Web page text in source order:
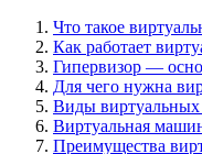
Что такое
Как работает
Гипервизор —
Для чего нужна
Виды
Виртуальная
Преимущества